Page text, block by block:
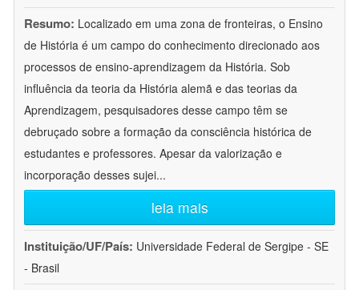
Resumo: Localizado em uma zona de fronteiras, o Ensino
de História é um campo do conhecimento direcionado aos
processos de ensino-aprendizagem da História. Sob
influência da teoria da História alemã e das teorias da
Aprendizagem, pesquisadores desse campo têm se
debruçado sobre a formação da consciência histórica de
estudantes e professores. Apesar da valorização e
incorporação desses sujei...
leia mais
Instituição/UF/País: Universidade Federal de Sergipe - SE
- Brasil